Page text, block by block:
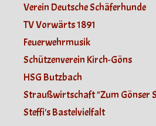
Verein Deutsche Schäferhunde
TV Vorwärts 1891
Feuerwehrmusik
Schützenverein Kirch-Göns
HSG Butzbach
Straußwirtschaft "Zum Gönser
Steffi's Bastelvielfalt